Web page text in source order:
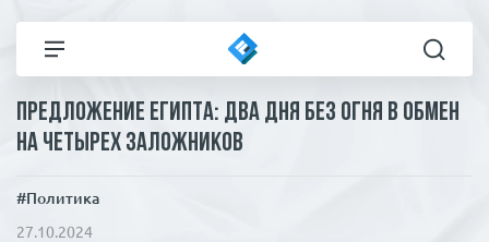
Все новости Технологии
Предложение Египта: два дня без огня в обмен
на четырех заложников
#Политика
27.10.2024